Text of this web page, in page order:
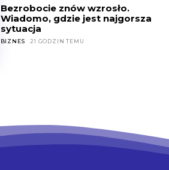
Bezrobocie znów wzrosło.
Wiadomo, gdzie jest najgorsza
sytuacja
BIZNES 21 GODZIN TEMU